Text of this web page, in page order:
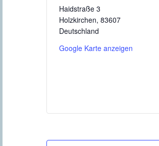
Haidstraße 3
Holzkirchen, 83607
Deutschland
Google Karte anzeigen